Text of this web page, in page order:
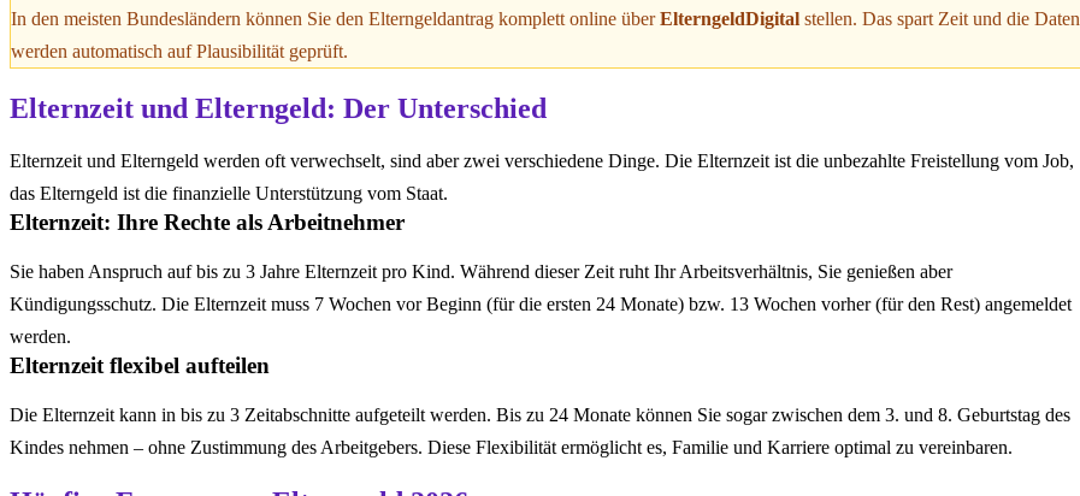
In den meisten Bundesländern können Sie den Elterngeldantrag komplett online überElterngeldDigital stellen. Das spart Zeit und die Daten
werden automatisch auf Plausibilität geprüft.
Elternzeit und Elterngeld: Der Unterschied
Elternzeit und Elterngeld werden oft verwechselt, sind aber zwei verschiedene Dinge. Die Elternzeit ist die unbezahlte Freistellung vom Job,
das Elterngeld ist die finanzielle Unterstützung vom Staat.
Elternzeit: Ihre Rechte als Arbeitnehmer
Sie haben Anspruch auf bis zu 3 Jahre Elternzeit pro Kind. Während dieser Zeit ruht Ihr Arbeitsverhältnis, Sie genießen aber
Kündigungsschutz. Die Elternzeit muss 7 Wochen vor Beginn (für die ersten 24 Monate) bzw. 13 Wochen vorher (für den Rest) angemeldet
werden.
Elternzeit flexibel aufteilen
Die Elternzeit kann in bis zu 3 Zeitabschnitte aufgeteilt werden. Bis zu 24 Monate können Sie sogar zwischen dem 3. und 8. Geburtstag des
Kindes nehmen – ohne Zustimmung des Arbeitgebers. Diese Flexibilität ermöglicht es, Familie und Karriere optimal zu vereinbaren.